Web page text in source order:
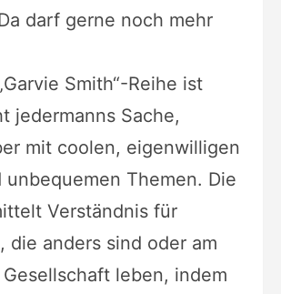
darf gerne noch mehr
Smith“-Reihe ist
jedermanns Sache,
mit coolen, eigenwilligen
unbequemen Themen. Die
Verständnis für
die anders sind oder am
leben, indem